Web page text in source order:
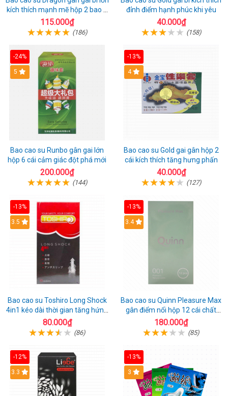
kích thích mạnh mẽ hộp 2 bao +
1 riêng
115.000₫
(186)
đỉnh điểm hạnh phúc khi yêu
40.000₫
(158)
-24%
Hot
5
Bao cao su Runbo gân gai lớn
hộp 6 cái cảm giác đột phá mới
200.000₫
(144)
-13%
Hot
4
Bao cao su Gold gai gân hộp 2
cái kích thích tăng hưng phấn
40.000₫
(127)
-13%
3.5
Bao cao su Toshiro Long Shock
4in1 kéo dài thời gian tăng hứng
thú hộp 10
80.000₫
(86)
-13%
3.4
Bao cao su Quinn Pleasure Max
gân điểm nổi hộp 12 cái chất
lượng
180.000₫
(85)
-12%
3.3
-13%
3